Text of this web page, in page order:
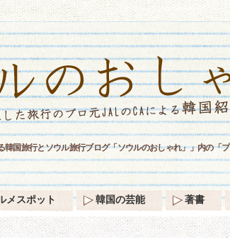
韓国旅行とソウル旅行ブログ「ソウルのおしゃれ」」内の「
メスポット 韓国の芸能 著書